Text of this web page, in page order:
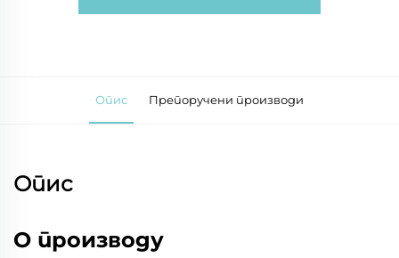
Опис Препоручени производи
Опис
О производу